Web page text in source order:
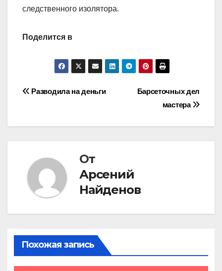
следственного изолятора.
Поделится в
Навигация
Барсеточных дел
мастера
Разводила на деньги
От
Арсений
Найденов
Похожая запись